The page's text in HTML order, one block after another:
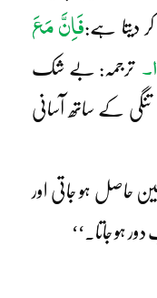
دیتا ہے:فَاِنَّ مَعَ
ترجمہ: بے شک
کے ساتھ آسانی
حاصل ہو جاتی اور
ہو جاتا۔‘‘